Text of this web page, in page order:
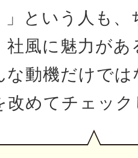
」という人も
社風に魅力が
な動機だけで
改めてチェッ